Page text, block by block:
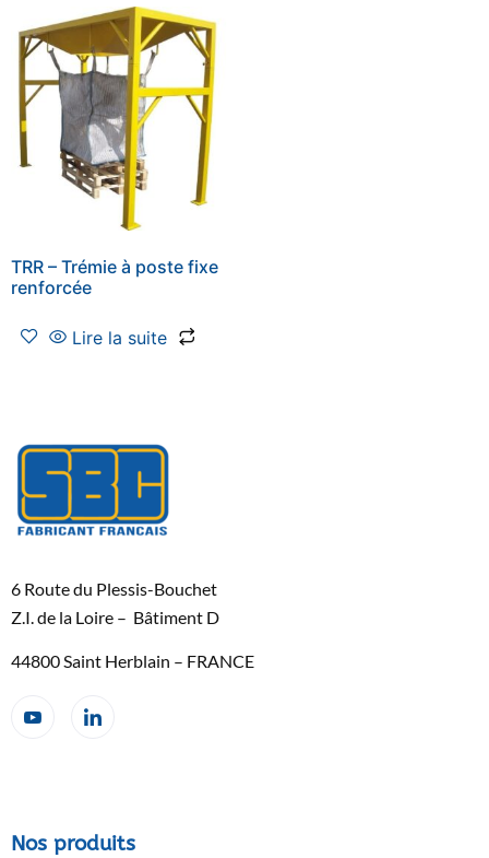
TRR – Trémie à poste fixe
renforcée
Lire la suite
6 Route du Plessis-Bouchet
Z.I. de la Loire – Bâtiment D
44800 Saint Herblain – FRANCE
Nos produits